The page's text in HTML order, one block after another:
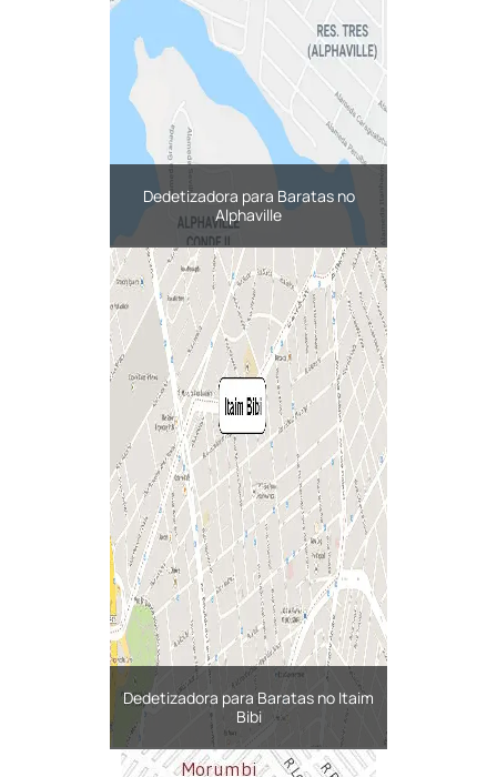
Dedetizadora para Baratas no
Alphaville
Dedetizadora para Baratas no Itaim
Bibi